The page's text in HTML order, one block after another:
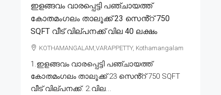
ഇളങ്ങവം വാരപ്പെട്ടി പഞ്ചായത്ത്
കോതമംഗലം താലൂക്ക് 23 സെൻ്റ് 750
SQFT വീട് വില്പനക്ക് വില 40 ലക്ഷം
KOTHAMANGALAM,VARAPPETTY, Kothamangalam
1.ഇളങ്ങവം വാരപ്പെട്ടി പഞ്ചായത്ത്
കോതമംഗലം താലൂക്ക് 23 സെൻ്റ് 750 SQFT
വീട് വില്പനക്ക്. 2.വില...